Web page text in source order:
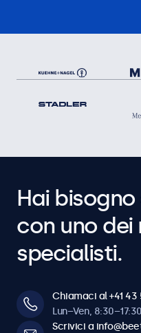
Hai
con uno dei
specialisti.
Chiamaci al +41 43
Lun–Ven, 8:30–17:30
Scrivici a